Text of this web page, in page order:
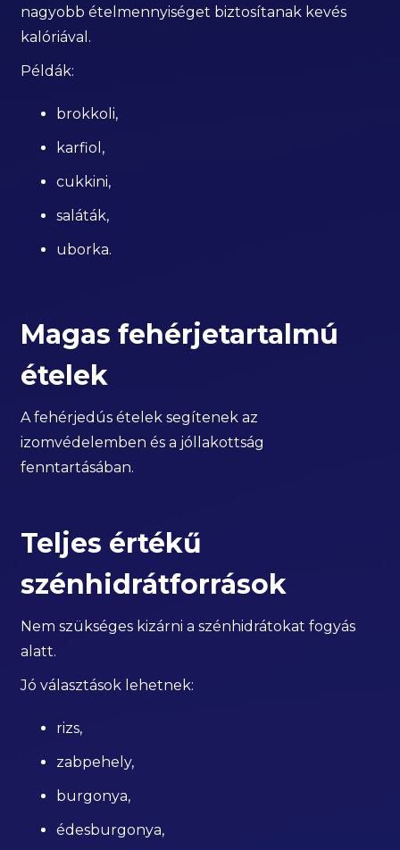
nagyobb ételmennyiséget biztosítanak kevés
kalóriával.
Példák:
brokkoli,
karfiol,
cukkini,
saláták,
uborka.
Magas fehérjetartalmú
ételek
A fehérjedús ételek segítenek az
izomvédelemben és a jóllakottság
fenntartásában.
Teljes értékű
szénhidrátforrások
Nem szükséges kizárni a szénhidrátokat fogyás
alatt.
Jó választások lehetnek:
rizs,
zabpehely,
burgonya,
édesburgonya,